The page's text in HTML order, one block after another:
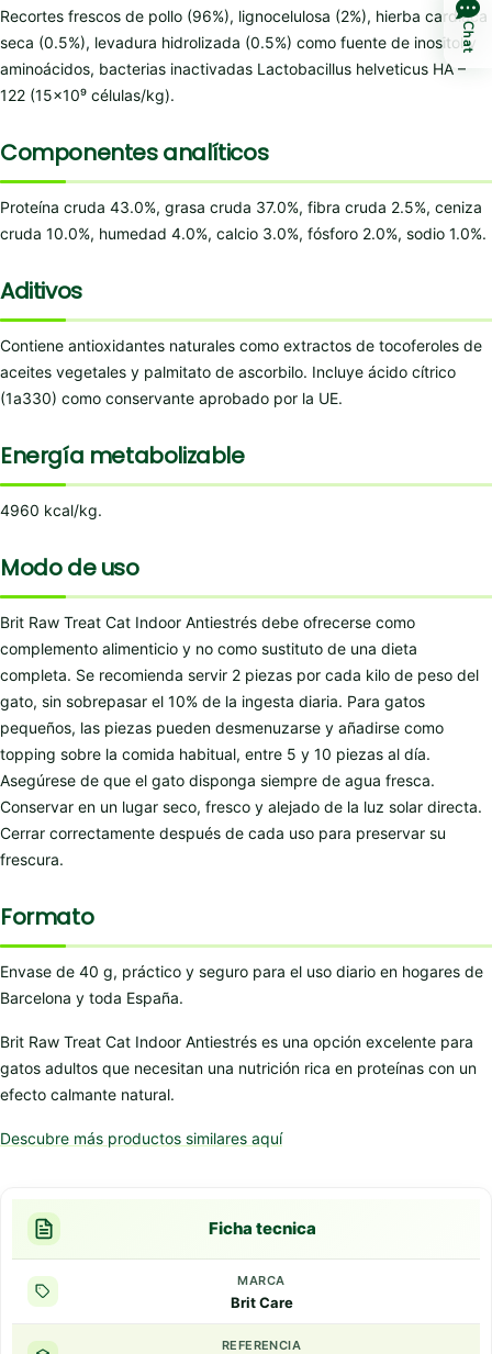
Recortes frescos de pollo (96%), lignocelulosa (2%), hierba cardiaca
seca (0.5%), levadura hidrolizada (0.5%) como fuente de inositol y
aminoácidos, bacterias inactivadas Lactobacillus helveticus HA –
122 (15×10⁹ células/kg).
Componentes analíticos
Proteína cruda 43.0%, grasa cruda 37.0%, fibra cruda 2.5%, ceniza
cruda 10.0%, humedad 4.0%, calcio 3.0%, fósforo 2.0%, sodio 1.0%.
Aditivos
Contiene antioxidantes naturales como extractos de tocoferoles de
aceites vegetales y palmitato de ascorbilo. Incluye ácido cítrico
(1a330) como conservante aprobado por la UE.
Energía metabolizable
4960 kcal/kg.
Modo de uso
Brit Raw Treat Cat Indoor Antiestrés debe ofrecerse como
complemento alimenticio y no como sustituto de una dieta
completa. Se recomienda servir 2 piezas por cada kilo de peso del
gato, sin sobrepasar el 10% de la ingesta diaria. Para gatos
pequeños, las piezas pueden desmenuzarse y añadirse como
topping sobre la comida habitual, entre 5 y 10 piezas al día.
Asegúrese de que el gato disponga siempre de agua fresca.
Conservar en un lugar seco, fresco y alejado de la luz solar directa.
Cerrar correctamente después de cada uso para preservar su
frescura.
Formato
Envase de 40 g, práctico y seguro para el uso diario en hogares de
Barcelona y toda España.
Brit Raw Treat Cat Indoor Antiestrés es una opción excelente para
gatos adultos que necesitan una nutrición rica en proteínas con un
efecto calmante natural.
Descubre más productos similares aquí
Ficha tecnica
MARCA
Brit Care
REFERENCIA
Chat